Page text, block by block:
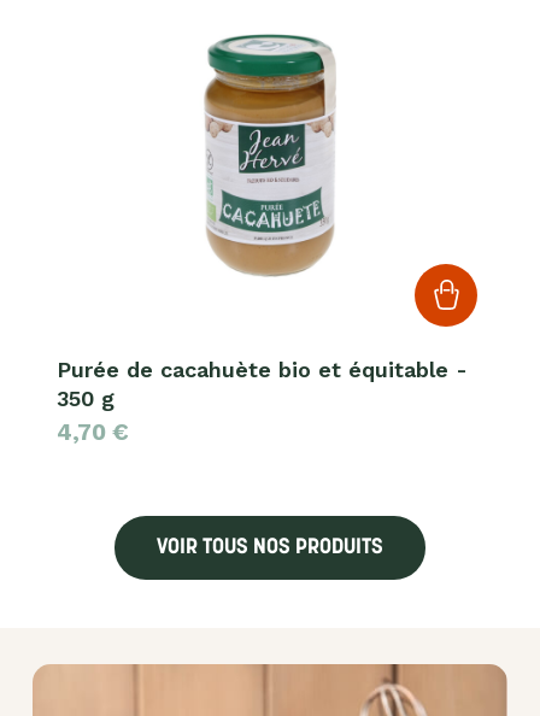
Purée de cacahuète bio et équitable -
350 g
4,70 €
VOIR TOUS NOS PRODUITS